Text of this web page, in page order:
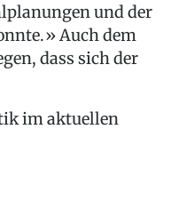
und der
Auch dem
dass sich der
im aktuellen